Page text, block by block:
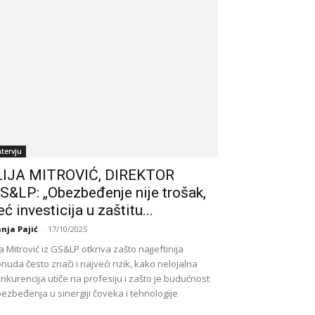
MITROVIĆ, DIREKTOR
„Obezbeđenje nije trošak,
investicija u zaštitu...
Pajić - 17/10/2025
Mitrović iz GS&LP otkriva zašto najjeftinija
često znači i najveći rizik, kako nelojalna
utiče na profesiju i zašto je budućnost
u sinergiji čoveka i tehnologije